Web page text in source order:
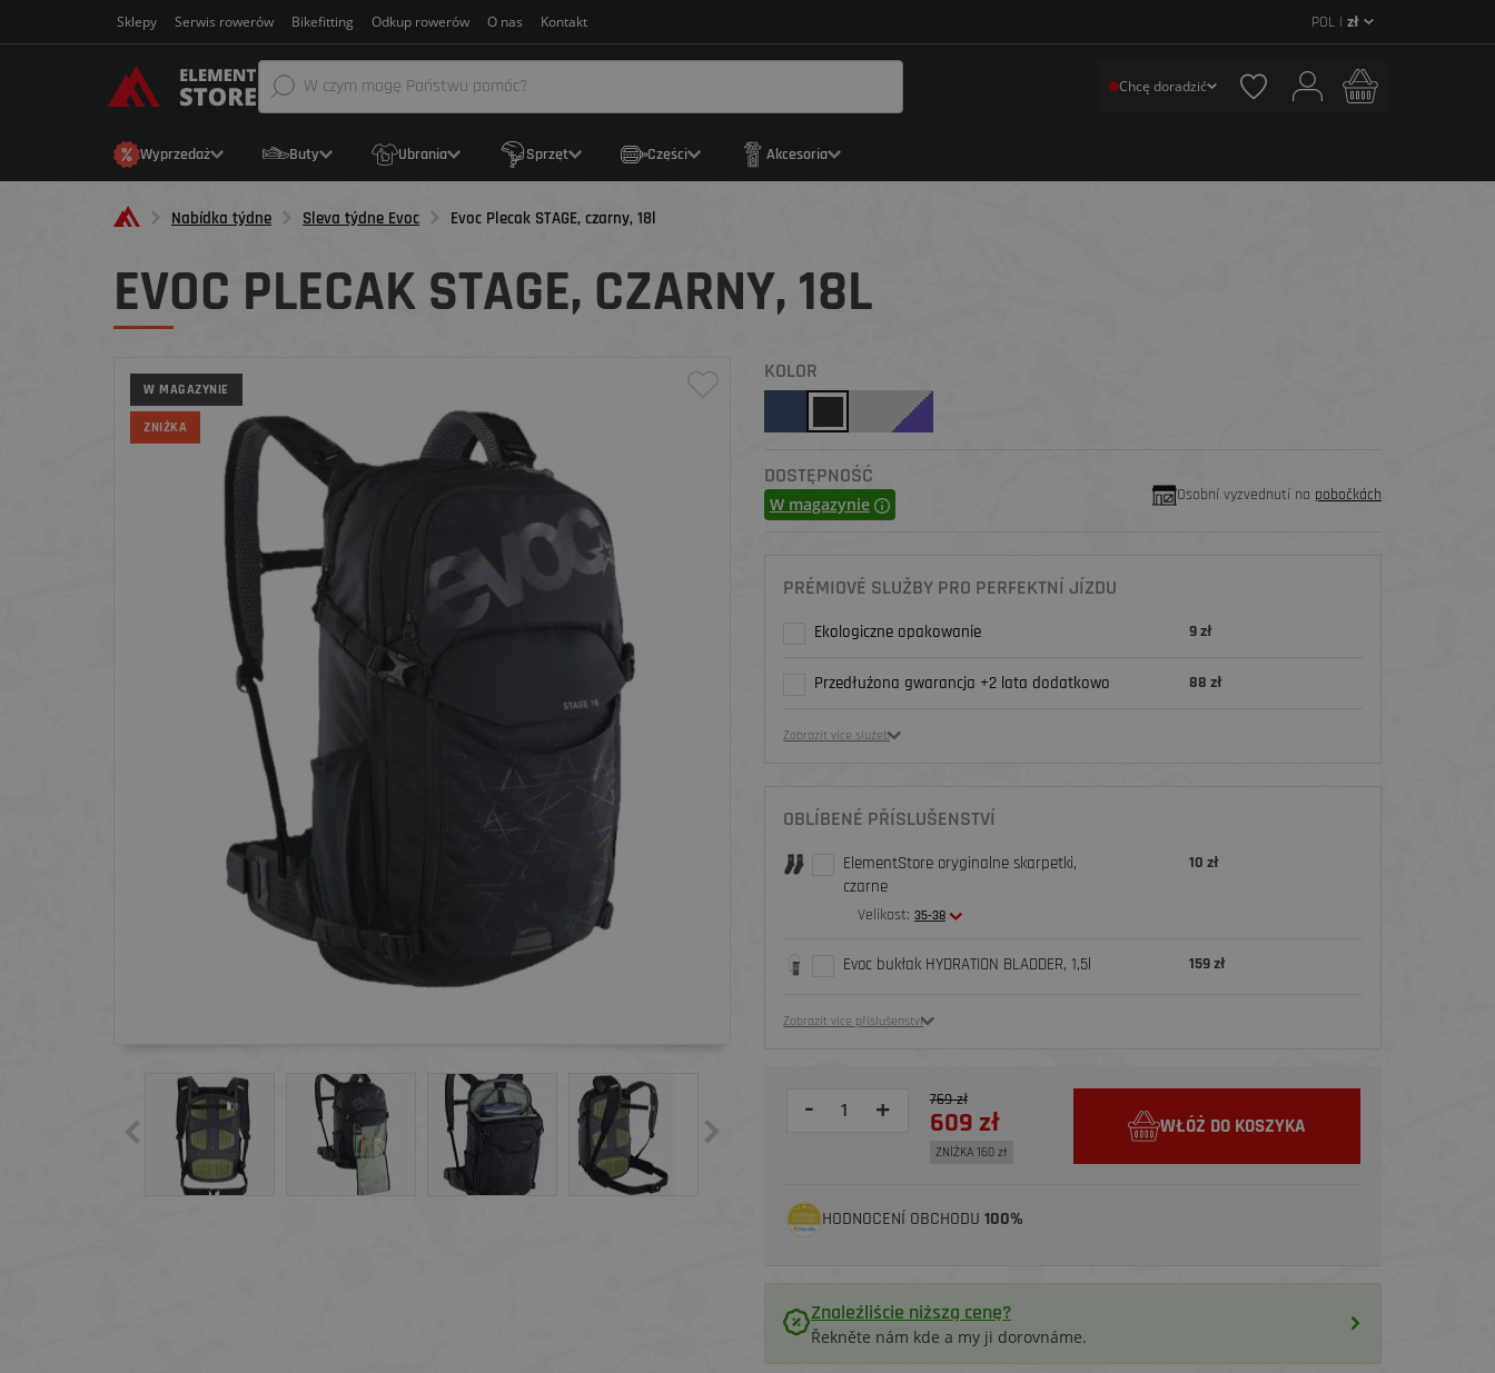
Sklepy Serwis rowerów Bikefitting Odkup rowerów O nas Kontakt POL | zł
Chcę doradzić
Wyprzedaż Buty Ubrania Sprzęt Części Akcesoria
Nabídka týdne Sleva týdne Evoc Evoc Plecak STAGE, czarny, 18l
EVOC PLECAK STAGE, CZARNY, 18L
W MAGAZYNIE
ZNIŻKA
KOLOR
DOSTĘPNOŚĆ
W magazynie Osobní vyzvednutí na pobočkách
PRÉMIOVÉ SLUŽBY PRO PERFEKTNÍ JÍZDU
Ekologiczne opakowanie 9 zł
Przedłużona gwarancja +2 lata dodatkowo 88 zł
Zobrazit více služeb
OBLÍBENÉ PŘÍSLUŠENSTVÍ
ElementStore oryginalne skarpetki,
czarne
Velikost: 35-38
10 zł
Evoc bukłak HYDRATION BLADDER, 1,5l 159 zł
Zobrazit více příslušenství
- + 769 zł
609 zł
ZNİŻKA 160 zł
WŁÓŻ DO KOSZYKA
HODNOCENÍ OBCHODU 100%
Znaleźliście niższą cenę?
Řekněte nám kde a my ji dorovnáme.